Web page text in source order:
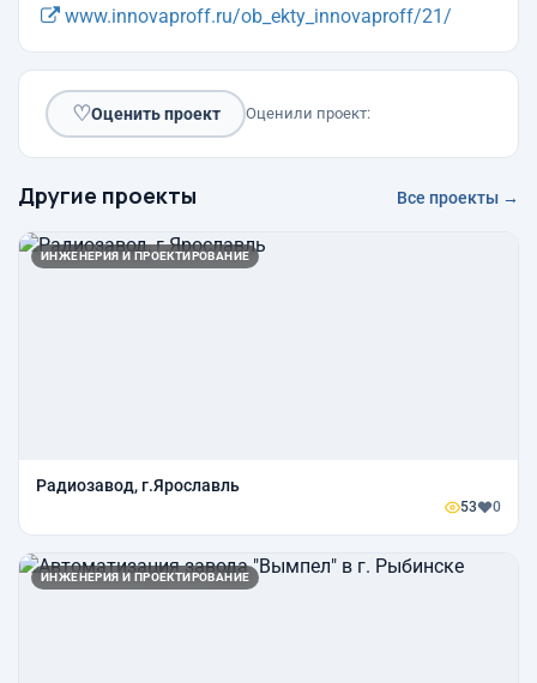
www.innovaproff.ru/ob_ekty_innovaproff/21/
♡Оценить проект Оценили проект:
Другие проекты Все проекты →
ИНЖЕНЕРИЯ И ПРОЕКТИРОВАНИЕ
Радиозавод, г.Ярославль
53 0
ИНЖЕНЕРИЯ И ПРОЕКТИРОВАНИЕ